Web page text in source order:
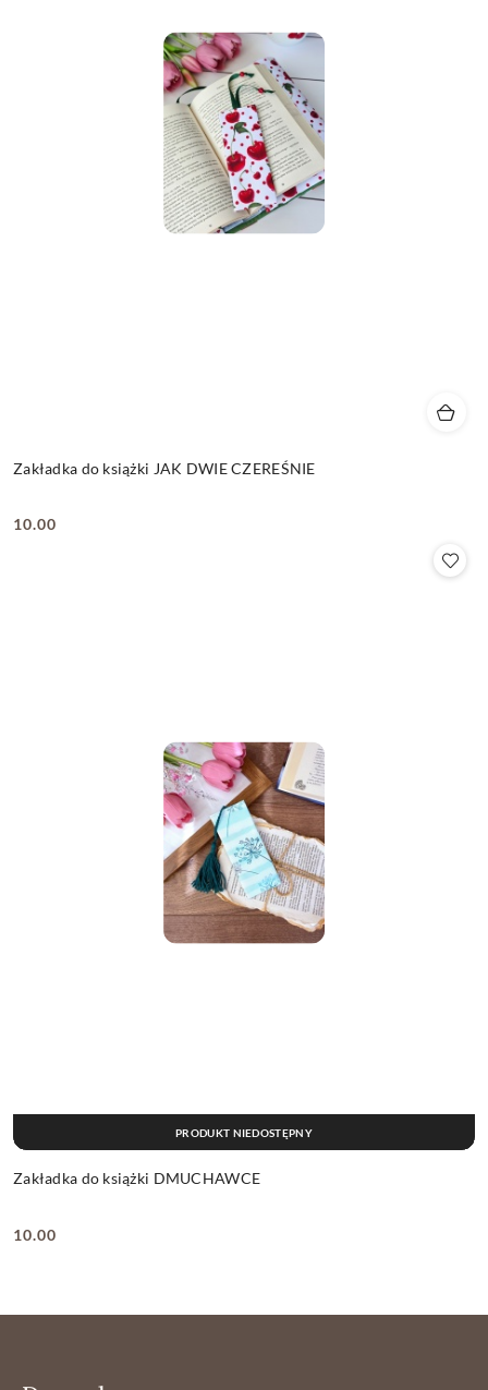
Zakładka do książki JAK DWIE CZEREŚNIE
Cena:
10.00
Zakładka do książki DMUCHAWCE
Cena:
10.00
PRODUKT NIEDOSTĘPNY